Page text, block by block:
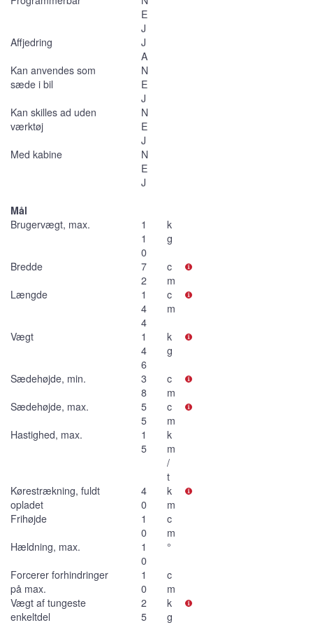
E
J
Affjedring
J
A
Kan anvendes som
sæde i bil
N
E
J
Kan skilles ad uden
værktøj
N
E
J
Med kabine
N
E
J
Mål
Brugervægt, max.
1
1
0
k
g
Bredde
7
2
c
m
Længde
1
4
4
c
m
Vægt
1
4
6
k
g
Sædehøjde, min.
3
8
c
m
Sædehøjde, max.
5
5
c
m
Hastighed, max.
1
5
k
m
/
t
Kørestrækning, fuldt
opladet
4
0
k
m
Frihøjde
1
0
c
m
Hældning, max.
1
0
°
Forcerer forhindringer
på max.
1
0
c
m
Vægt af tungeste
enkeltdel
2
5
k
g